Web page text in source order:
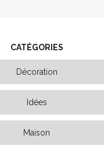
CATÉGORIES
Décoration
Idées
Maison